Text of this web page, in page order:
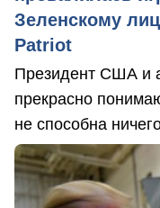
Зеленскому
Patriot
Президент США и
прекрасно
не способна